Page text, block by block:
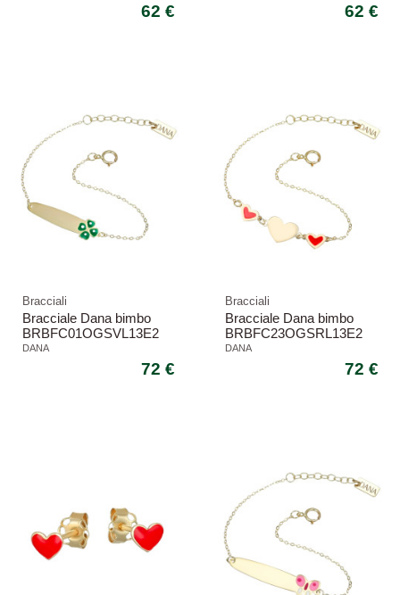
62 € 62 €
Bracciali
Bracciale Dana bimbo
BRBFC01OGSVL13E2
Baby quadrifoglio oro
DANA
72 €
Bracciali
Bracciale Dana bimbo
BRBFC23OGSRL13E2
Baby cuore rosso oro
DANA
72 €